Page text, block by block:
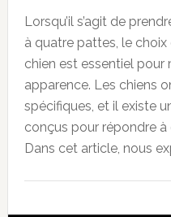
Lorsqu’il s’agit de
à quatre pattes, le
chien est essentiel pour
apparence. Les chiens
spécifiques, et il existe
conçus pour répondre à
Dans cet article, nous